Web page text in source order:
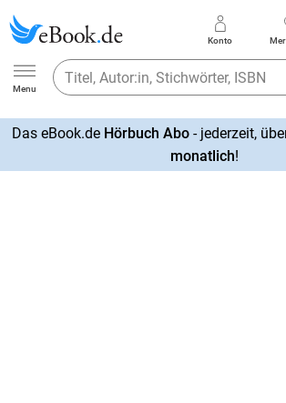
Ebook.de
Menu
Konto
Das eBook.de Hörbuch Abo- jederzeit,
monatlich!